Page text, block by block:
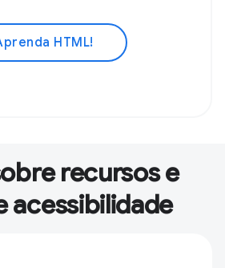
HTML!
recursos e
acessibilidade